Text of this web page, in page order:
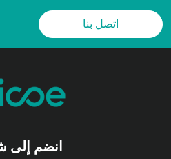
اتصل بنا
انضم إلى